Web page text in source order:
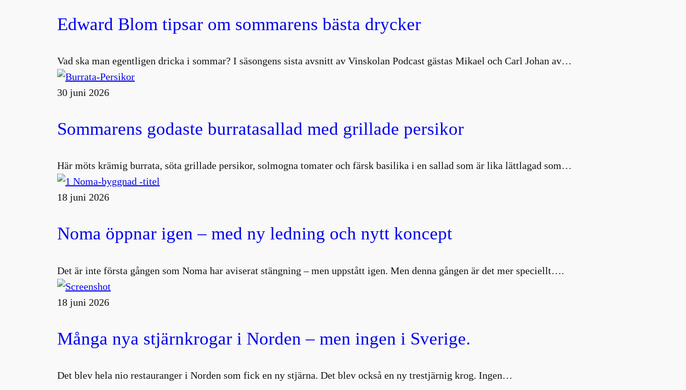
Edward Blom tipsar om sommarens bästa drycker
Vad ska man egentligen dricka i sommar? I säsongens sista avsnitt av Vinskolan Podcast gästas Mikael och Carl Johan av…
30 juni 2026
Sommarens godaste burratasallad med grillade persikor
Här möts krämig burrata, söta grillade persikor, solmogna tomater och färsk basilika i en sallad som är lika lättlagad som…
18 juni 2026
Noma öppnar igen – med ny ledning och nytt koncept
Det är inte första gången som Noma har aviserat stängning – men uppstått igen. Men denna gången är det mer speciellt….
18 juni 2026
Många nya stjärnkrogar i Norden – men ingen i Sverige.
Det blev hela nio restauranger i Norden som fick en ny stjärna. Det blev också en ny trestjärnig krog. Ingen…